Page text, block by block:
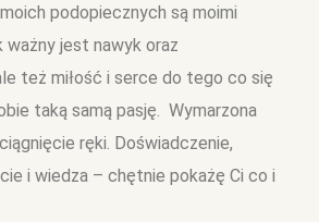
podopiecznych są moimi
ważny jest nawyk oraz
też miłość i serce do tego co się
taką samą pasję. Wymarzona
ręki. Doświadczenie,
i wiedza – chętnie pokażę Ci co i